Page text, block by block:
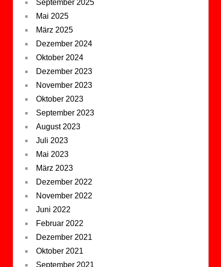
September 2025
Mai 2025
März 2025
Dezember 2024
Oktober 2024
Dezember 2023
November 2023
Oktober 2023
September 2023
August 2023
Juli 2023
Mai 2023
März 2023
Dezember 2022
November 2022
Juni 2022
Februar 2022
Dezember 2021
Oktober 2021
September 2021